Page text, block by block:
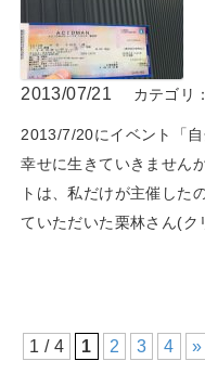
2013/07/21 カテゴリ：
2013/7/20にイベント「自
幸せに生きていきません
トは、私だけが主催した
ていただいた栗林さん(ク
1 / 4 1 2 3 4 »